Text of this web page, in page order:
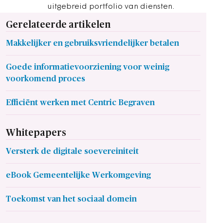
uitgebreid portfolio van diensten.
Gerelateerde artikelen
Makkelijker en gebruiksvriendelijker betalen
Goede informatievoorziening voor weinig
voorkomend proces
Efficiënt werken met Centric Begraven
Whitepapers
Versterk de digitale soevereiniteit
eBook Gemeentelijke Werkomgeving
Toekomst van het sociaal domein